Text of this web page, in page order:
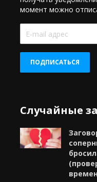
момент можно
E-
mail
ПОДПИСАТЬСЯ
Случайные